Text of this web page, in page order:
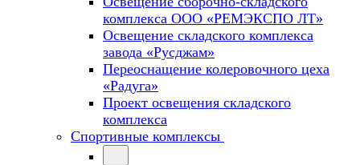
комплекса ООО «РЕМЭКСПО ЛТ»
Освещение складского комплекса
завода «Русджам»
Переоснащение колеровочного цеха
«Радуга»
Проект освещения складского
комплекса
Спортивные комплексы